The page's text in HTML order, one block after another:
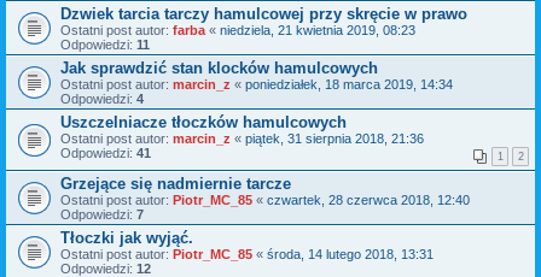
Dzwiek tarcia tarczy hamulcowej przy skręcie w prawo
Ostatni post autor: farba « niedziela, 21 kwietnia 2019, 08:23
Odpowiedzi: 11
Jak sprawdzić stan klocków hamulcowych
Ostatni post autor: marcin_z « poniedziałek, 18 marca 2019, 14:34
Odpowiedzi: 4
Uszczelniacze tłoczków hamulcowych
Ostatni post autor: marcin_z « piątek, 31 sierpnia 2018, 21:36
Odpowiedzi: 41 1 2
Grzejące się nadmiernie tarcze
Ostatni post autor: Piotr_MC_85 « czwartek, 28 czerwca 2018, 12:40
Odpowiedzi: 7
Tłoczki jak wyjąć.
Ostatni post autor: Piotr_MC_85 « środa, 14 lutego 2018, 13:31
Odpowiedzi: 12